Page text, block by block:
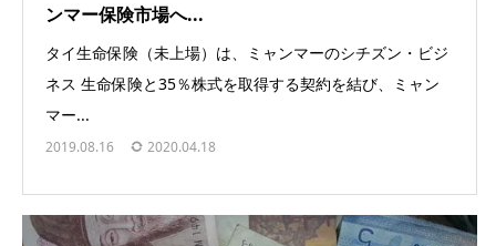
ンマー保険市場へ...
タイ生命保険（未上場）は、ミャンマーのシチズン・ビジ
ネス 生命保険と35％株式を取得する契約を結び、ミャン
マー...
2019.08.16 2020.04.18